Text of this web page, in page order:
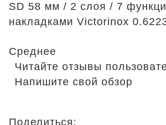
SD 58 мм / 2 слоя / 7
накладками Victorinox
Среднее
Читайте отзывы
Напишите свой обзор
Поделиться: